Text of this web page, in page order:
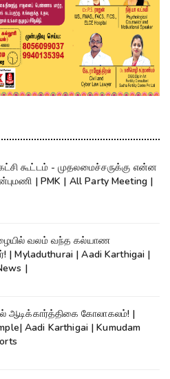
கூட்டம் - முதலமைச்சருக்கு என்ன
| PMK | All Party Meeting |
வலம் வந்த கல்யாண
| Myladuthurai | Aadi Karthigai |
|
ஆடிக்கார்த்திகை கோலாகலம்! |
Aadi Karthigai | Kumudam